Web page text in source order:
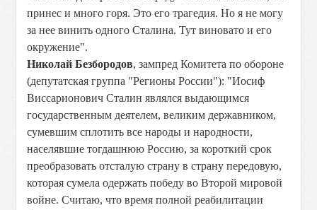
принес и много горя. Это его трагедия. Но я не могу
за нее винить одного Сталина. Тут виновато и его
окружение".
Николай Безбородов, зампред Комитета по обороне
(депутатская группа "Регионы России"): "Иосиф
Виссарионович Сталин являлся выдающимся
государственным деятелем, великим державником,
сумевшим сплотить все народы и народности,
населявшие тогдашнюю Россию, за короткий срок
преобразовать отсталую страну в страну передовую,
которая сумела одержать победу во Второй мировой
войне. Считаю, что время полной реабилитации